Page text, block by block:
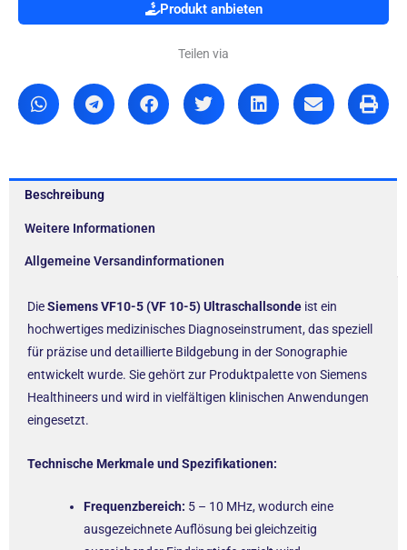
Produkt anbieten
Teilen via
Beschreibung
Weitere Informationen
Allgemeine Versandinformationen
DieSiemens VF10-5 (VF 10-5) Ultraschallsonde ist ein
hochwertiges medizinisches Diagnoseinstrument, das speziell
für präzise und detaillierte Bildgebung in der Sonographie
entwickelt wurde. Sie gehört zur Produktpalette von Siemens
Healthineers und wird in vielfältigen klinischen Anwendungen
eingesetzt.
Technische Merkmale und Spezifikationen:
Frequenzbereich: 5 – 10 MHz, wodurch eine
ausgezeichnete Auflösung bei gleichzeitig